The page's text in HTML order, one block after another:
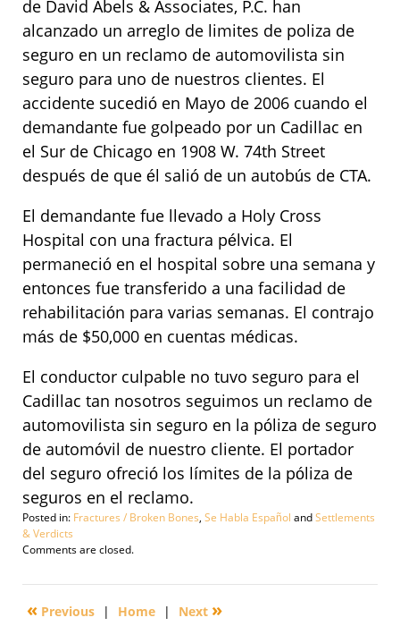
de David Abels & Associates, P.C. han
alcanzado un arreglo de limites de poliza de
seguro en un reclamo de automovilista sin
seguro para uno de nuestros clientes. El
accidente sucedió en Mayo de 2006 cuando el
demandante fue golpeado por un Cadillac en
el Sur de Chicago en 1908 W. 74th Street
después de que él salió de un autobús de CTA.
El demandante fue llevado a Holy Cross
Hospital con una fractura pélvica. El
permaneció en el hospital sobre una semana y
entonces fue transferido a una facilidad de
rehabilitación para varias semanas. El contrajo
más de $50,000 en cuentas médicas.
El conductor culpable no tuvo seguro para el
Cadillac tan nosotros seguimos un reclamo de
automovilista sin seguro en la póliza de seguro
de automóvil de nuestro cliente. El portador
del seguro ofreció los límites de la póliza de
seguros en el reclamo.
Posted in: Fractures / Broken Bones, Se Habla Español andSettlements
& Verdicts
Updated:
29,
3:22
Comments are closed.
« Previous | Home | Next »